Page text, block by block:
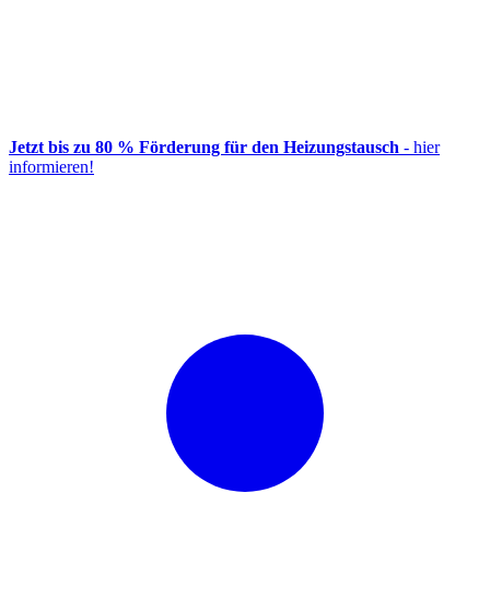
Jetzt bis zu 80 % Förderung für den Heizungstausch - hier
informieren!